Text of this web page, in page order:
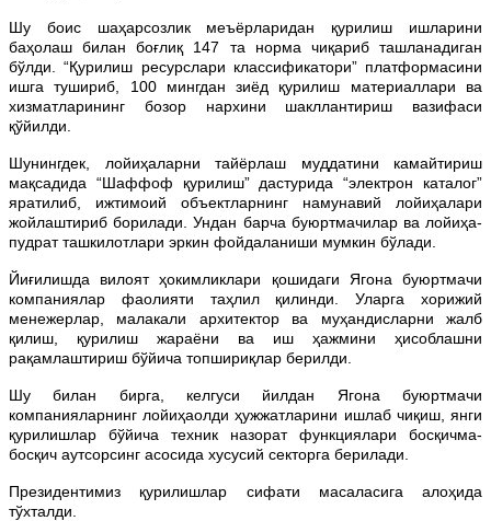
Шу боис шаҳарсозлик меъёрларидан қурилиш ишларини
баҳолаш билан боғлиқ 147 та норма чиқариб ташланадиган
бўлди. “Қурилиш ресурслари классификатори” платформасини
ишга тушириб, 100 мингдан зиёд қурилиш материаллари ва
хизматларининг бозор нархини шакллантириш вазифаси
қўйилди.
Шунингдек, лойиҳаларни тайёрлаш муддатини камайтириш
мақсадида “Шаффоф қурилиш” дастурида “электрон каталог”
яратилиб, ижтимоий объектларнинг намунавий лойиҳалари
жойлаштириб борилади. Ундан барча буюртмачилар ва лойиҳа-
пудрат ташкилотлари эркин фойдаланиши мумкин бўлади.
Йиғилишда вилоят ҳокимликлари қошидаги Ягона буюртмачи
компаниялар фаолияти таҳлил қилинди. Уларга хорижий
менежерлар, малакали архитектор ва муҳандисларни жалб
қилиш, қурилиш жараёни ва иш ҳажмини ҳисоблашни
рақамлаштириш бўйича топшириқлар берилди.
Шу билан бирга, келгуси йилдан Ягона буюртмачи
компанияларнинг лойиҳаолди ҳужжатларини ишлаб чиқиш, янги
қурилишлар бўйича техник назорат функциялари босқичма-
босқич аутсорсинг асосида хусусий секторга берилади.
Президентимиз қурилишлар сифати масаласига алоҳида
тўхталди.